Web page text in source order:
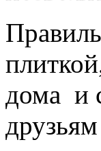
дома и